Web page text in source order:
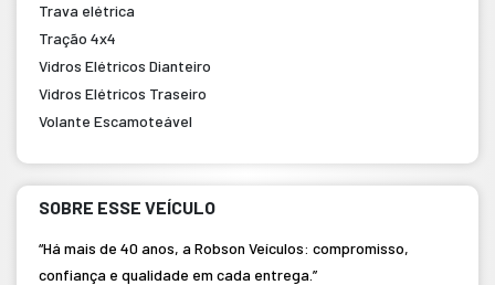
Trava elétrica
Tração 4x4
Vidros Elétricos Dianteiro
Vidros Elétricos Traseiro
Volante Escamoteável
SOBRE ESSE VEÍCULO
“Há mais de 40 anos, a Robson Veículos: compromisso,
confiança e qualidade em cada entrega.”